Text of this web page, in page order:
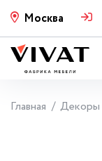
Москва
Главная Декоры